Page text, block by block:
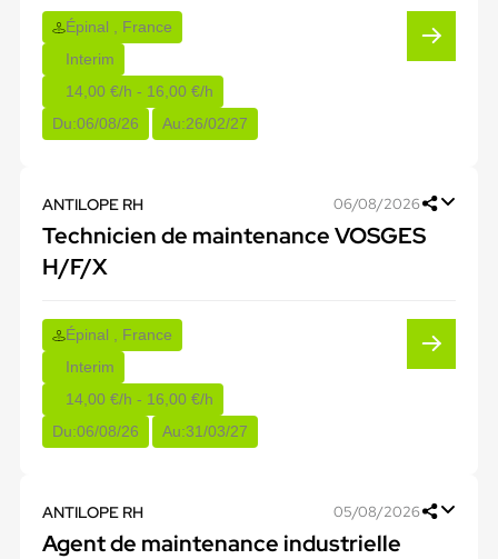
Épinal , France
Interim
14,00 €/h - 16,00 €/h
Du:06/08/26 Au:26/02/27
ANTILOPE RH 06/08/2026
Technicien de maintenance VOSGES
H/F/X
Épinal , France
Interim
14,00 €/h - 16,00 €/h
Du:06/08/26 Au:31/03/27
ANTILOPE RH 05/08/2026
Agent de maintenance industrielle